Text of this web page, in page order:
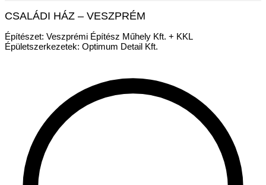
CSALÁDI HÁZ – VESZPRÉM
Építészet: Veszprémi Építész Műhely Kft. + KKL
Épületszerkezetek: Optimum Detail Kft.